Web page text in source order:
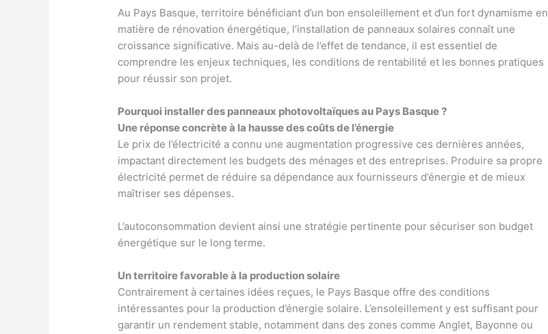
Au Pays Basque, territoire bénéficiant d’un bon ensoleillement et d’un fort dynamisme en
matière de rénovation énergétique, l’installation de panneaux solaires connaît une
croissance significative. Mais au-delà de l’effet de tendance, il est essentiel de
comprendre les enjeux techniques, les conditions de rentabilité et les bonnes pratiques
pour réussir son projet.
Pourquoi installer des panneaux photovoltaïques au Pays Basque ?
Une réponse concrète à la hausse des coûts de l’énergie
Le prix de l’électricité a connu une augmentation progressive ces dernières années,
impactant directement les budgets des ménages et des entreprises. Produire sa propre
électricité permet de réduire sa dépendance aux fournisseurs d’énergie et de mieux
maîtriser ses dépenses.
L’autoconsommation devient ainsi une stratégie pertinente pour sécuriser son budget
énergétique sur le long terme.
Un territoire favorable à la production solaire
Contrairement à certaines idées reçues, le Pays Basque offre des conditions
intéressantes pour la production d’énergie solaire. L’ensoleillement y est suffisant pour
garantir un rendement stable, notamment dans des zones comme Anglet, Bayonne ou